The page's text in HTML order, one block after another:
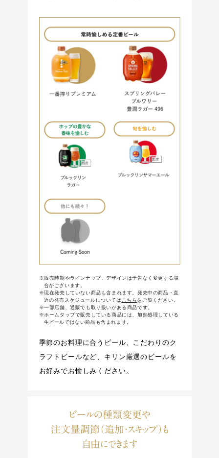
※販売時期やラインナップ、デザインは予告なく変更する場
合がございます。
※現在発売していない商品も含まれます。発売中の商品・直
近の発売スケジュールについては こちらをご覧ください。
※一部店舗、通販でも取り扱いがある商品です。
※ホームタップで販売している商品には、加熱処理している
生ビールではない商品も含まれます。
季節のお料理に合うビール、こだわりのク
ラフトビールなど、キリン厳選のビールを
お好みでお愉しみください。
ビールの種類変更や
注文量調節（追加・スキップ）も
自由にできます